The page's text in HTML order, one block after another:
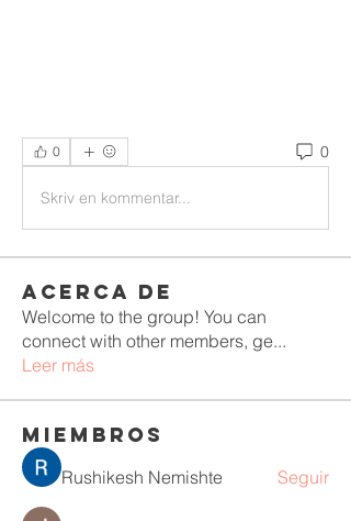
0 0
Skriv en kommentar...
Acerca de
Welcome to the group! You can
connect with other members, ge...
Leer más
Miembros
Rushikesh Nemishte Seguir